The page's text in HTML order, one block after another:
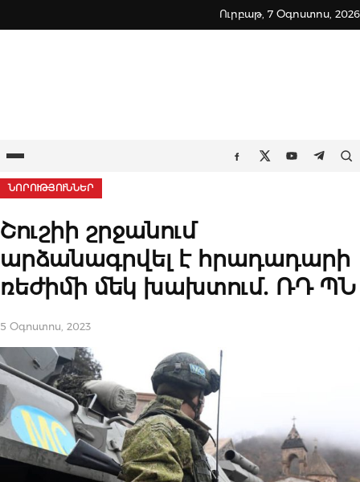
to
Ուրբաթ, 7 Օգոստոս, 2026
Ընտրացանկ Facebook
TwitterYoutube
ՆՈՐՈՒԹՅՈՒՆՆԵՐ
Շուշիի շրջանում
արձանագրվել է հրադադարի
ռեժիմի մեկ խախտում․ ՌԴ ՊՆ
5 Օգոստոս, 2023